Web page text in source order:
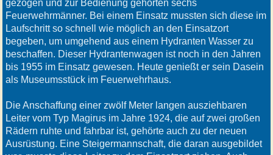
gezogen und zur Bedienung gehörten sechs
Feuerwehrmänner. Bei einem Einsatz mussten sich diese im
Laufschritt so schnell wie möglich an den Einsatzort
begeben, um umgehend aus einem Hydranten Wasser zu
beschaffen. Dieser Hydrantenwagen ist noch in den Jahren
bis 1955 im Einsatz gewesen. Heute genießt er sein Dasein
als Museumsstück im Feuerwehrhaus.
Die Anschaffung einer zwölf Meter langen ausziehbaren
Leiter vom Typ Magirus im Jahre 1924, die auf zwei großen
Rädern ruhte und fahrbar ist, gehörte auch zu der neuen
Ausrüstung. Eine Steigermannschaft, die daran ausgebildet